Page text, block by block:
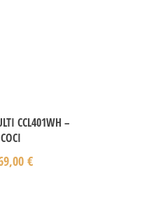
CCL401WH –
€